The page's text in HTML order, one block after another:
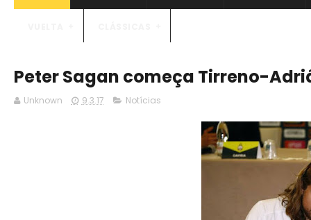
Peter Sagan começa Tirreno-
Unknown 9.3.17 Notícias